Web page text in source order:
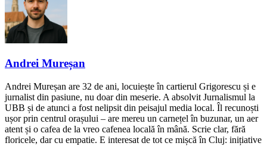
Andrei Mureșan
Andrei Mureșan are 32 de ani, locuiește în cartierul Grigorescu și e
jurnalist din pasiune, nu doar din meserie. A absolvit Jurnalismul la
UBB și de atunci a fost nelipsit din peisajul media local. Îl recunoști
ușor prin centrul orașului – are mereu un carnețel în buzunar, un aer
atent și o cafea de la vreo cafenea locală în mână. Scrie clar, fără
floricele, dar cu empatie. E interesat de tot ce mișcă în Cluj: inițiative